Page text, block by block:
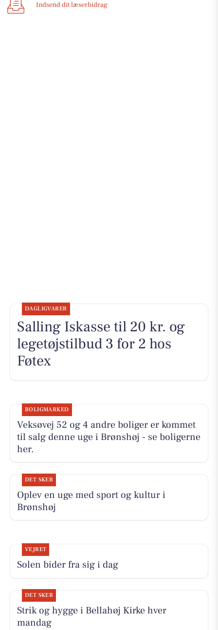
Indsend dit læserbidrag
DAGLIGVARER
Salling Iskasse til 20 kr. og
legetøjstilbud 3 for 2 hos
Føtex
BOLIGMARKED
Veksøvej 52 og 4 andre boliger er kommet
til salg denne uge i Brønshøj - se boligerne
her.
DET SKER
Oplev en uge med sport og kultur i
Brønshøj
VEJRET
Solen bider fra sig i dag
DET SKER
Strik og hygge i Bellahøj Kirke hver
mandag